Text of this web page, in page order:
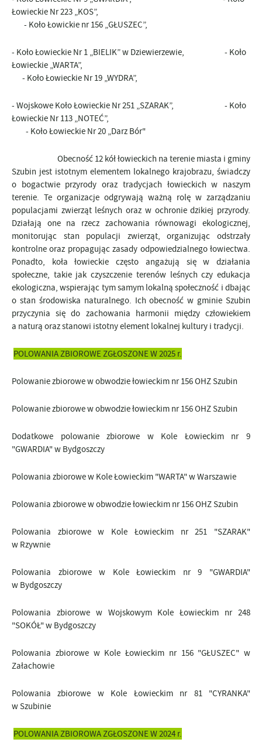
Łowieckie Nr 223 „KOS”,
- Koło Łowickie nr 156 „GŁUSZEC”,
- Koło Łowieckie Nr 1 „BIELIK” w Dziewierzewie, - Koło
Łowieckie „WARTA”,
- Koło Łowieckie Nr 19 „WYDRA”,
- Wojskowe Koło Łowieckie Nr 251 „SZARAK”, - Koło
Łowieckie Nr 113 „NOTEĆ”,
- Koło Łowieckie Nr 20 „Darz Bór"
Obecność 12 kół łowieckich na terenie miasta i gminy
Szubin jest istotnym elementem lokalnego krajobrazu, świadczy
o bogactwie przyrody oraz tradycjach łowieckich w naszym
terenie. Te organizacje odgrywają ważną rolę w zarządzaniu
populacjami zwierząt leśnych oraz w ochronie dzikiej przyrody.
Działają one na rzecz zachowania równowagi ekologicznej,
monitorując stan populacji zwierząt, organizując odstrzały
kontrolne oraz propagując zasady odpowiedzialnego łowiectwa.
Ponadto, koła łowieckie często angażują się w działania
społeczne, takie jak czyszczenie terenów leśnych czy edukacja
ekologiczna, wspierając tym samym lokalną społeczność i dbając
o stan środowiska naturalnego. Ich obecność w gminie Szubin
przyczynia się do zachowania harmonii między człowiekiem
a naturą oraz stanowi istotny element lokalnej kultury i tradycji.
POLOWANIA ZBIOROWE ZGŁOSZONE W 2025 r.
Polowanie zbiorowe w obwodzie łowieckim nr 156 OHZ Szubin
Polowanie zbiorowe w obwodzie łowieckim nr 156 OHZ Szubin
Dodatkowe polowanie zbiorowe w Kole Łowieckim nr 9
"GWARDIA" w Bydgoszczy
Polowania zbiorowe w Kole Łowieckim "WARTA" w Warszawie
Polowania zbiorowe w obwodzie łowieckim nr 156 OHZ Szubin
Polowania zbiorowe w Kole Łowieckim nr 251 "SZARAK"
w Rzywnie
Polowania zbiorowe w Kole Łowieckim nr 9 "GWARDIA"
w Bydgoszczy
Polowania zbiorowe w Wojskowym Kole Łowieckim nr 248
"SOKÓŁ"w Bydgoszczy
Polowania zbiorowe w Kole Łowieckim nr 156 "GŁUSZEC" w
Załachowie
Polowania zbiorowe w Kole Łowieckim nr 81 "CYRANKA"
w Szubinie
POLOWANIA ZBIOROWA ZGŁOSZONE W 2024 r.